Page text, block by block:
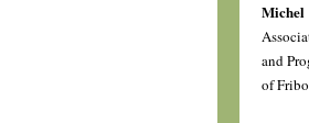
Michel
and
of